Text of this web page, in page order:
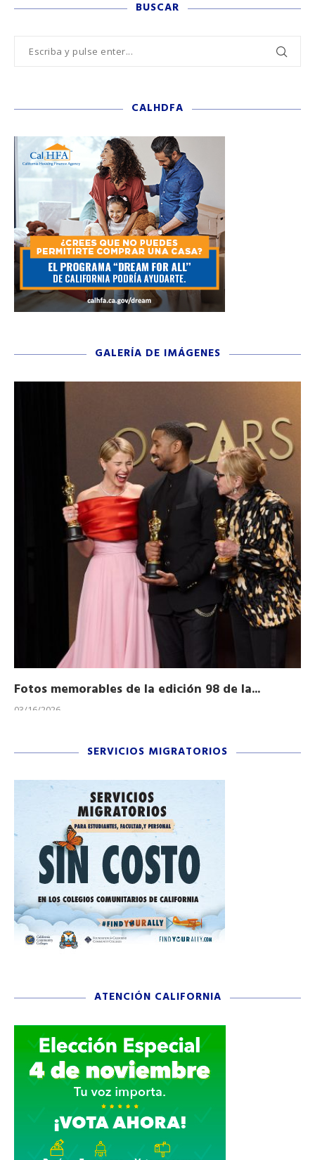
BUSCAR
CALHDFA
GALERÍA DE IMÁGENES
Fotos memorables de la edición 98 de la...
03/16/2026
SERVICIOS MIGRATORIOS
ATENCIÓN CALIFORNIA